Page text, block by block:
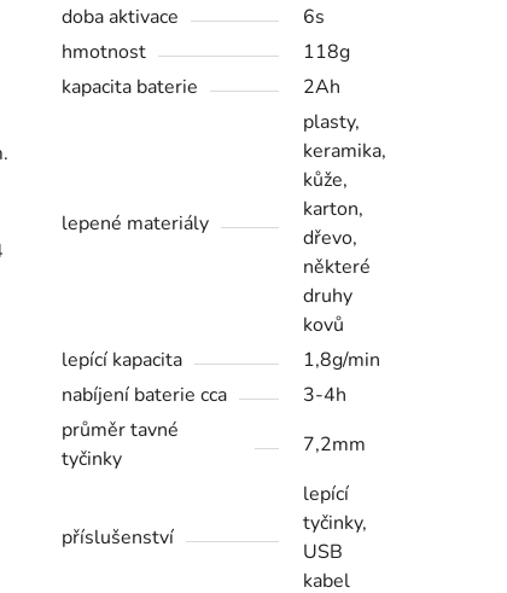
doba aktivace
6s
hmotnost
118g
kapacita baterie
2Ah
lepené materiály
plasty,
keramika,
kůže,
karton,
dřevo,
některé
druhy
kovů
lepící kapacita
1,8g/min
nabíjení baterie cca
3-4h
průměr tavné
tyčinky
7,2mm
příslušenství
lepící
tyčinky,
USB
kabel